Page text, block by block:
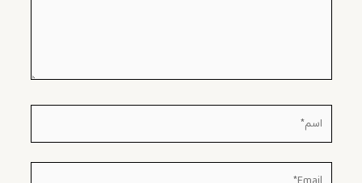
اسم*
Email*